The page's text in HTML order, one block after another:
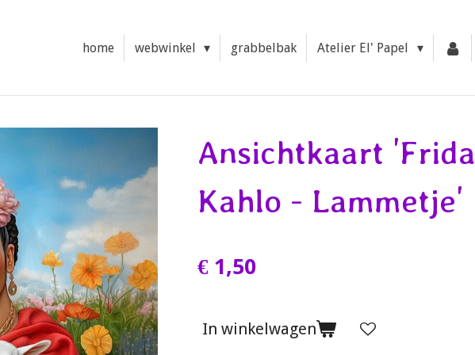
home webwinkel grabbelbak Atelier El' Papel
Ansichtkaart 'Frida
Kahlo - Lammetje'
€ 1,50
In winkelwagen